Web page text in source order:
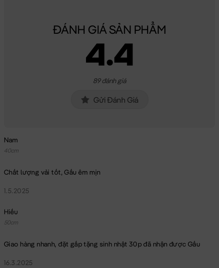
ĐÁNH GIÁ SẢN PHẨM
4.4
89 đánh giá
Gửi Đánh Giá
Nam
40cm
Chất lượng vải tốt, Gấu êm mịn
1.5.2025
Hiếu
50cm
Giao hàng nhanh, đặt gấp tặng sinh nhật 30p đã nhận được Gấu
16.3.2025